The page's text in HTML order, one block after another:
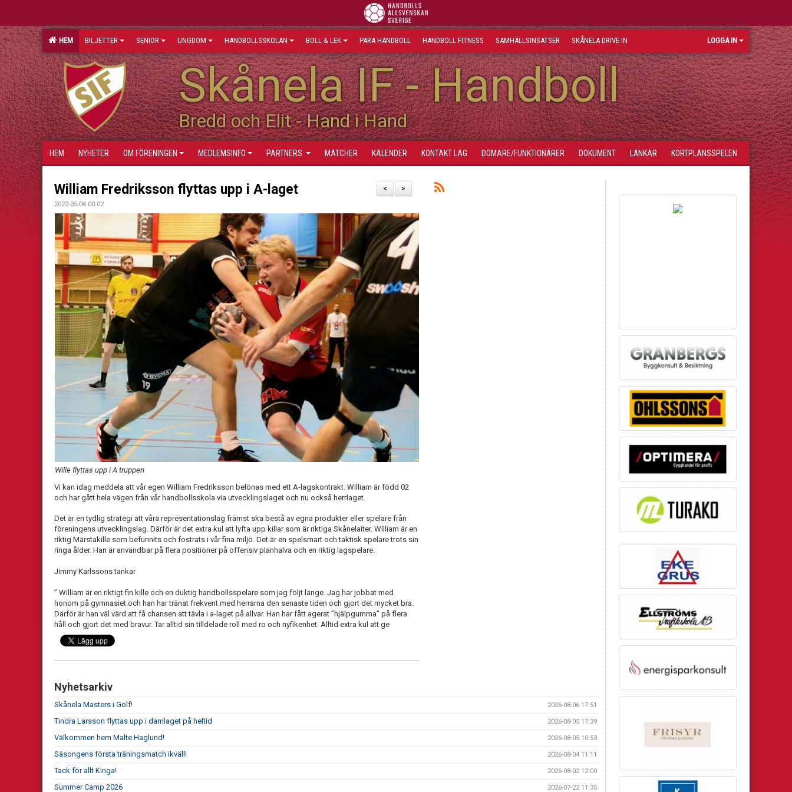
HEM BILJETTER SENIOR UNGDOM HANDBOLLSSKOLAN BOLL & LEK PARA HANDBOLL HANDBOLL FITNESS SAMHÄLLSINSATSER SKÅNELA DRIVE IN LOGGA IN
Skånela IF - Handboll
Bredd och Elit - Hand i Hand
HEM NYHETER OM FÖRENINGEN MEDLEMSINFO PARTNERS MATCHER KALENDER KONTAKT LAG DOMARE/FUNKTIONÄRER DOKUMENT LÄNKAR KORTPLANSSPELEN
>
<
William Fredriksson flyttas upp i A-laget
2022-05-06 00:02
Wille flyttas upp i A truppen
Vi kan idag meddela att vår egen William Fredriksson belönas med ett A-lagskontrakt. William är född 02
och har gått hela vägen från vår handbollsskola via utvecklingslaget och nu också herrlaget.
Det är en tydlig strategi att våra representationslag främst ska bestå av egna produkter eller spelare från
föreningens utvecklingslag. Därför är det extra kul att lyfta upp killar som är riktiga Skånelaiter. William är en
riktig Märstakille som befunnits och fostrats i vår fina miljö. Det är en spelsmart och taktisk spelare trots sin
ringa ålder. Han är användbar på flera positioner på offensiv planhalva och en riktig lagspelare.
Jimmy Karlssons tankar
” William är en riktigt fin kille och en duktig handbollsspelare som jag följt länge. Jag har jobbat med
honom på gymnasiet och han har tränat frekvent med herrarna den senaste tiden och gjort det mycket bra.
Därför är han väl värd att få chansen att tävla i a-laget på allvar. Han har fått agerat ”hjälpgumma” på flera
håll och gjort det med bravur. Tar alltid sin tilldelade roll med ro och nyfikenhet. Alltid extra kul att ge
Nyhetsarkiv
Skånela Masters i Golf! 2026-08-06 17:51
Tindra Larsson flyttas upp i damlaget på heltid 2026-08-05 17:39
Välkommen hem Malte Haglund! 2026-08-05 10:53
Säsongens första träningsmatch ikväll! 2026-08-04 11:11
Tack för allt Kinga! 2026-08-02 12:00
Summer Camp 2026 2026-07-22 11:35